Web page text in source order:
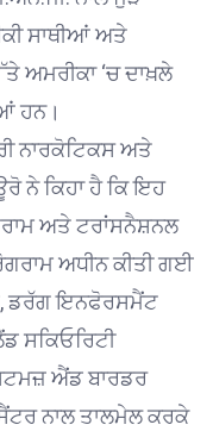
ਸਾਥੀਆਂ ਅਤੇ
ਅਮਰੀਕਾ ‘ਚ ਦਾਖ਼ਲੇ
ਹਨ।
ਨਾਰਕੋਟਿਕਸ ਅਤੇ
ਨੇ ਕਿਹਾ ਹੈ ਕਿ ਇਹ
ਅਤੇ ਟਰਾਂਸਨੈਸ਼ਨਲ
ਅਧੀਨ ਕੀਤੀ ਗਈ
ਡਰੱਗ ਇਨਫੋਰਸਮੈਂਟ
ਸਕਿਓਰਿਟੀ
ਐਂਡ ਬਾਰਡਰ
ਨਾਲ ਤਾਲਮੇਲ ਕਰਕੇ